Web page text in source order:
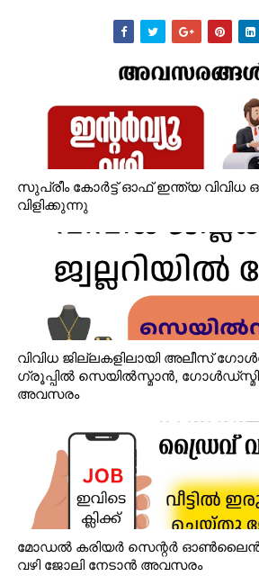
സുപ്രീം കോർട്ട് ഓഫ് ഇന്ത്യ വിവിധ
വിളിക്കുന്നു
വിവിധ ജില്ലകളിലായി അലീസ്
ഗ്രൂപ്പിൽ സെയിൽസ്മാൻ,
അവസരം
മോഡൽ കരിയർ സെന്റർ
വഴി ജോലി നേടാൻ അവസരം